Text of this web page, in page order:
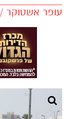
עופר אשטוקר / 12:53 25.12.20